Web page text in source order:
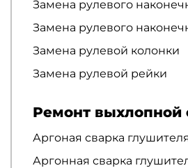
Замена рулевого
Замена рулевого
Замена рулевой колонки
Замена рулевой рейки
Ремонт выхлопной
Аргоная сварка глушителя
Аргонная сварка